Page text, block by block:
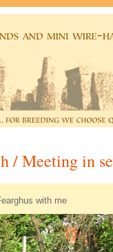
/ Meeting in
with me